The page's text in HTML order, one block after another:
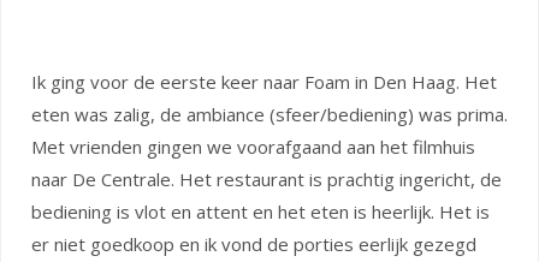
Ik ging voor de eerste keer naar Foam in Den Haag. Het
eten was zalig, de ambiance (sfeer/bediening) was prima.
Met vrienden gingen we voorafgaand aan het filmhuis
naar De Centrale. Het restaurant is prachtig ingericht, de
bediening is vlot en attent en het eten is heerlijk. Het is
er niet goedkoop en ik vond de porties eerlijk gezegd